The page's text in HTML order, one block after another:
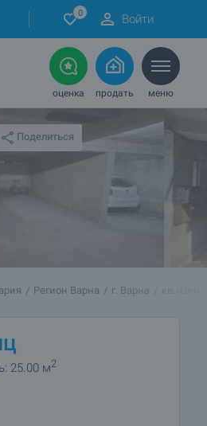
0 Войти
оценка продать меню
Поделиться
Регион Варна г. Варна
25.00 м2